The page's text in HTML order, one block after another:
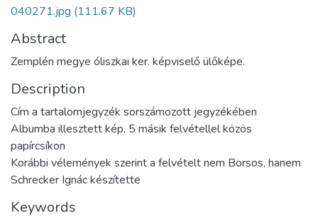
040271.jpg (111.67 KB)
Abstract
Zemplén megye óliszkai ker. képviselő ülőképe.
Description
Cím a tartalomjegyzék sorszámozott jegyzékében
Albumba illesztett kép, 5 másik felvétellel közös
papírcsíkon
Korábbi vélemények szerint a felvételt nem Borsos, hanem
Schrecker Ignác készítette
Keywords